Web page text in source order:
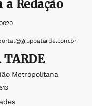
a Redação
TARDE
Metropolitana